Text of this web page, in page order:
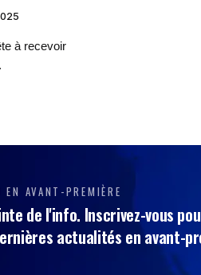
à recevoir
AVANT-PREMIÈRE
de l'info. Inscrivez-vous
actualités en avant-